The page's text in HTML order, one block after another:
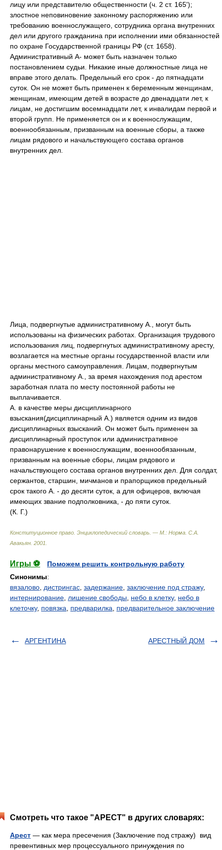
лицу или представителю общественности (ч. 2 ст. 165');
злостное неповиновение законному распоряжению или
требованию военнослужащего, сотрудника органа внутренних
дел или другого гражданина при исполнении ими обязанностей
по охране Государственной границы РФ (ст. 1658).
Административный А- может быть назначен только
постановлением судьи. Никакие иные должностные лица не
вправе этого делать. Предельный его срок - до пятнадцати
суток. Он не может быть применен к беременным женщинам,
женщинам, имеющим детей в возрасте до двенадцати лет, к
лицам, не достигшим восемнадцати лет, к инвалидам первой и
второй групп. Не применяется он и к военнослужащим,
военнообязанным, призванным на военные сборы, а также
лицам рядового и начальствующего состава органов
внутренних дел.
Лица, подвергнутые административному А., могут быть
использованы на физических работах. Организация трудового
использования лиц, подвергнутых административному аресту,
возлагается на местные органы государственной власти или
органы местного самоуправления. Лицам, подвергнутым
административному А., за время нахождения под арестом
заработная плата по месту постоянной работы не
выплачивается.
А. в качестве меры дисциплинарного
взыскания(дисциплинарный А.) является одним из видов
дисциплинарных взысканий. Он может быть применен за
дисциплинарный проступок или административное
правонарушение к военнослужащим, военнообязанным,
призванным на военные сборы, лицам рядового и
начальствующего состава органов внутренних дел. Для солдат,
сержантов, старшин, мичманов и прапорщиков предельный
срок такого А. - до десяти суток, а для офицеров, включая
имеющих звание подполковника, - до пяти суток.
(К. Г.)
Конституционное право. Энциклопедический словарь. — М.: Норма С.А.
Авакьян 2001
Игры ⚽
Поможем решить контрольную работу
Синонимы:
вязалово дистрингас задержание заключение под стражу,
интернирование лишение свободы небо в клетку, небо в
клеточку, повязка предварилка предварительное заключение
АРГЕНТИНА АРЕСТНЫЙ ДОМ
Смотреть что такое "АРЕСТ" в других словарях:
Арест — как мера пресечения (Заключение под стражу) вид
превентивных мер процессуального принуждения по